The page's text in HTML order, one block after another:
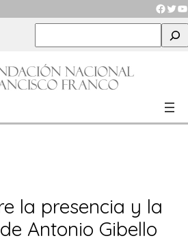
e
r
c
la presencia y la
Antonio Gibello